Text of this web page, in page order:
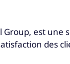
Group, est
des